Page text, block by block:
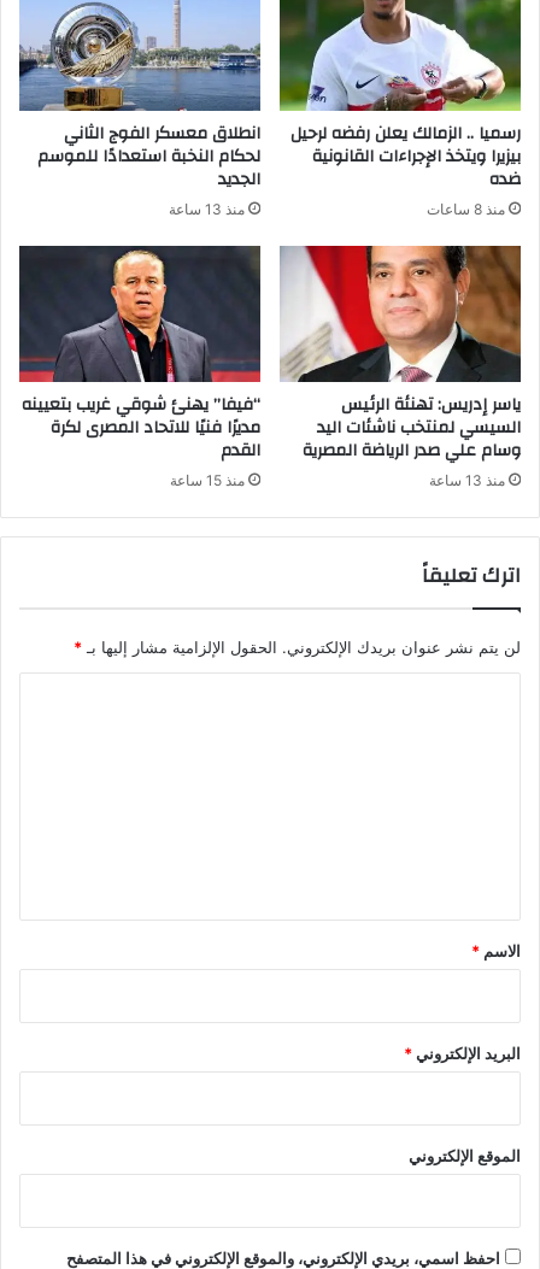
رسميا .. الزمالك يعلن رفضه لرحيل
بيزيرا ويتخذ الإجراءات القانونية
ضده
منذ 8 ساعات
انطلاق معسكر الفوج الثاني
لحكام النخبة استعدادًا للموسم
الجديد
منذ 13 ساعة
ياسر إدريس: تهنئة الرئيس
السيسي لمنتخب ناشئات اليد
وسام علي صدر الرياضة المصرية
منذ 13 ساعة
“فيفا” يهنئ شوقي غريب بتعيينه
مديرًا فنيًا للاتحاد المصرى لكرة
القدم
منذ 15 ساعة
اترك تعليقاً
لن يتم نشر عنوان بريدك الإلكتروني. الحقول الإلزامية مشار إليها بـ *
*
الاسم *
البريد الإلكتروني*
الموقع الإلكتروني
احفظ اسمي، بريدي الإلكتروني، والموقع الإلكتروني في هذا المتصفح